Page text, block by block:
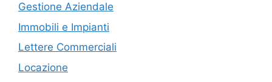
Gestione Aziendale
Immobili e Impianti
Lettere Commerciali
Locazione